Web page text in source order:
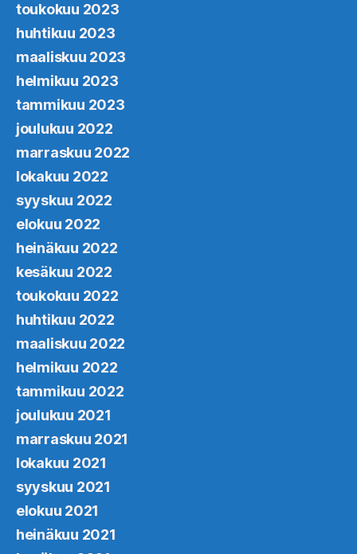
toukokuu 2023
huhtikuu 2023
maaliskuu 2023
helmikuu 2023
tammikuu 2023
joulukuu 2022
marraskuu 2022
lokakuu 2022
syyskuu 2022
elokuu 2022
heinäkuu 2022
kesäkuu 2022
toukokuu 2022
huhtikuu 2022
maaliskuu 2022
helmikuu 2022
tammikuu 2022
joulukuu 2021
marraskuu 2021
lokakuu 2021
syyskuu 2021
elokuu 2021
heinäkuu 2021